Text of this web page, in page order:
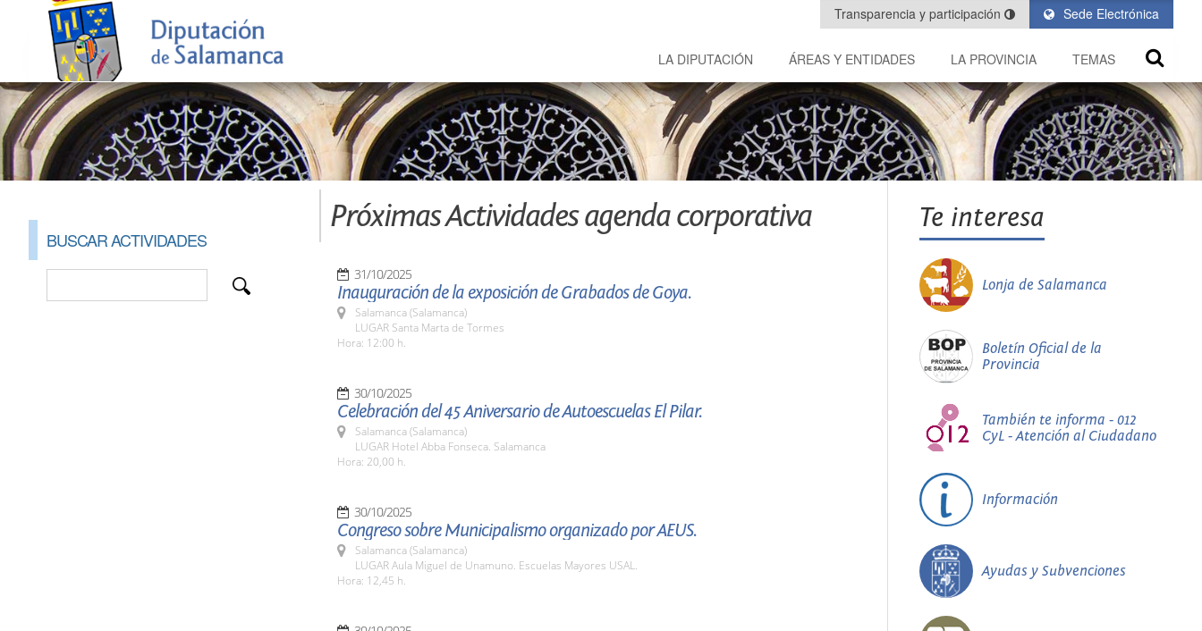
Sede Electrónica
Transparencia y participación
LA DIPUTACIÓN ÁREAS Y ENTIDADES LA PROVINCIA TEMAS
BUSCAR ACTIVIDADES
Próximas Actividades agenda corporativa
31/10/2025
Inauguración de la exposición de Grabados de Goya.
Salamanca (Salamanca)
LUGAR Santa Marta de Tormes
Hora: 12:00 h.
30/10/2025
Celebración del 45 Aniversario de Autoescuelas El Pilar.
Salamanca (Salamanca)
LUGAR Hotel Abba Fonseca. Salamanca
Hora: 20,00 h.
30/10/2025
Congreso sobre Municipalismo organizado por AEUS.
Salamanca (Salamanca)
LUGAR Aula Miguel de Unamuno. Escuelas Mayores USAL.
Hora: 12,45 h.
Te interesa
Lonja de Salamanca
Boletín Oficial de la
Provincia
También te informa - 012
CyL - Atención al Ciudadano
Información
Ayudas y Subvenciones